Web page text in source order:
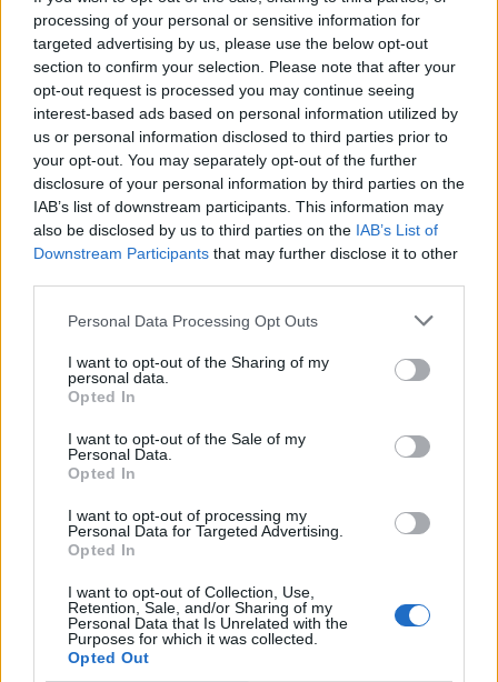
processing of your personal or sensitive information for
targeted advertising by us, please use the below opt-out
section to confirm your selection. Please note that after your
opt-out request is processed you may continue seeing
interest-based ads based on personal information utilized by
us or personal information disclosed to third parties prior to
your opt-out. You may separately opt-out of the further
disclosure of your personal information by third parties on the
IAB’s list of downstream participants. This information may
also be disclosed by us to third parties on the IAB’s List of
Downstream Participants that may further disclose it to other
Personal Data Processing Opt Outs
I want to opt-out of the Sharing of my
personal data.
Opted In
I want to opt-out of the Sale of my
Personal Data.
Opted In
I want to opt-out of processing my
Personal Data for Targeted Advertising.
Opted In
I want to opt-out of Collection, Use,
Retention, Sale, and/or Sharing of my
Personal Data that Is Unrelated with the
Purposes for which it was collected.
Opted Out